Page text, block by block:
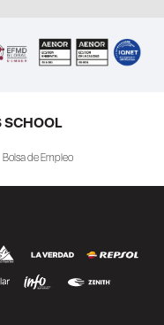
SCHOOL
Bolsa de Empleo